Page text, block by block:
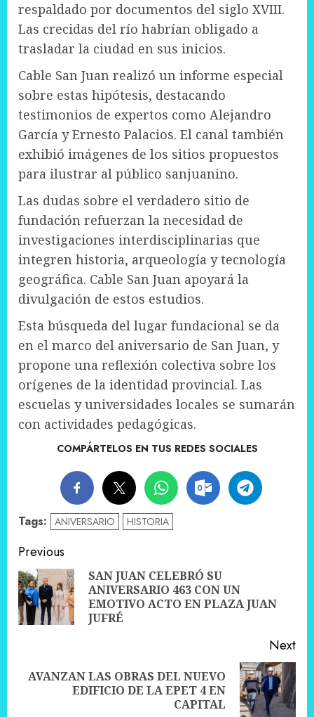
respaldado por documentos del siglo XVIII.
Las crecidas del río habrían obligado a
trasladar la ciudad en sus inicios.
Cable San Juan realizó un informe especial
sobre estas hipótesis, destacando
testimonios de expertos como Alejandro
García y Ernesto Palacios. El canal también
exhibió imágenes de los sitios propuestos
para ilustrar al público sanjuanino.
Las dudas sobre el verdadero sitio de
fundación refuerzan la necesidad de
investigaciones interdisciplinarias que
integren historia, arqueología y tecnología
geográfica. Cable San Juan apoyará la
divulgación de estos estudios.
Esta búsqueda del lugar fundacional se da
en el marco del aniversario de San Juan, y
propone una reflexión colectiva sobre los
orígenes de la identidad provincial. Las
escuelas y universidades locales se sumarán
con actividades pedagógicas.
COMPÁRTELOS EN TUS REDES SOCIALES
Tags: ANIVERSARIO HISTORIA
Post
navigation
Previous
SAN JUAN CELEBRÓ SU
ANIVERSARIO 463 CON UN
EMOTIVO ACTO EN PLAZA JUAN
JUFRÉ
Next
Next
AVANZAN LAS OBRAS DEL NUEVO
EDIFICIO DE LA EPET 4 EN
CAPITAL